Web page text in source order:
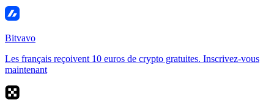
Bitvavo
Les français reçoivent 10 euros de crypto gratuites. Inscrivez-vous
maintenant